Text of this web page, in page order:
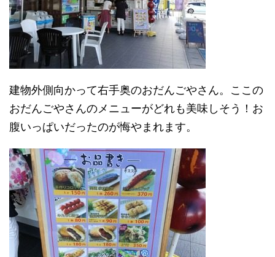
建物外側向かって右手奥のおだんごやさん。ここの
おだんごやさんのメニューがどれも美味しそう！お
腹いっぱいだったのが悔やまれます。